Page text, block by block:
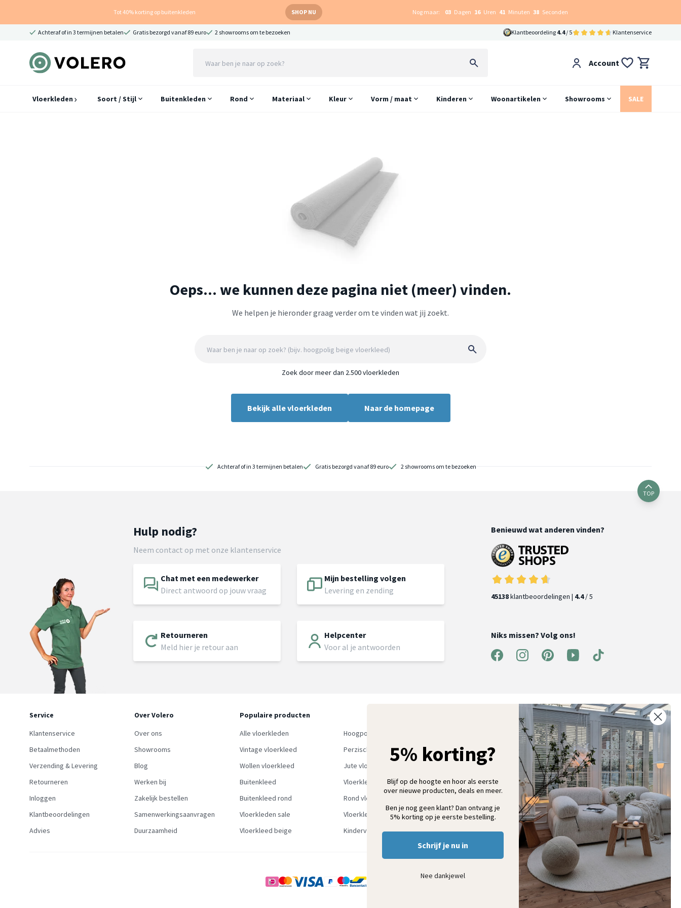
Tot 40% korting op buitenkleden SHOP NU Nog maar: 03 Dagen 16 Uren 41 Minuten 38 Seconden
Achteraf of in 3 termijnen betalen Gratis bezorgd vanaf 89 euro 2 showrooms om te bezoeken Klantbeoordeling 4.4/ 5 Klantenservice
Account
Vloerkleden Soort / Stijl Buitenkleden Rond Materiaal Kleur Vorm / maat Kinderen Woonartikelen Showrooms SALE
Oeps... we kunnen deze pagina niet (meer) vinden.
We helpen je hieronder graag verder om te vinden wat jij zoekt.
Zoek door meer dan 2.500 vloerkleden
Bekijk alle vloerkleden Naar de homepage
Achteraf of in 3 termijnen betalen Gratis bezorgd vanaf 89 euro 2 showrooms om te bezoeken
TOP
Hulp nodig?
Neem contact op met onze klantenservice
Chat met een medewerker
Direct antwoord op jouw vraag
Mijn bestelling volgen
Levering en zending
Retourneren
Meld hier je retour aan
Helpcenter
Voor al je antwoorden
Benieuwd wat anderen vinden?
45138klantbeoordelingen | 4.4/ 5
Niks missen? Volg ons!
Service
Klantenservice
Betaalmethoden
Verzending & Levering
Retourneren
Inloggen
Klantbeoordelingen
Advies
Over Volero
Over ons
Showrooms
Blog
Werken bij
Zakelijk bestellen
Samenwerkingsaanvragen
Duurzaamheid
Populaire producten
Alle vloerkleden
Hoogpolig vloerkleed
Vintage vloerkleed
Perzisch tapijt
Wollen vloerkleed
Jute vloerkleed
Buitenkleed
Vloerkleed groen
Buitenkleed rond
Rond vloerkleed
Vloerkleden sale
Vloerkleden outlet
Vloerkleed beige
Kindervloerkleden
Ontvang 5% korting op je eerste bestelling
Schrijf je in voor onze nieuwsbrief en ontvang als eerste nieuwe
wooninspiratie, collecties en aanbiedingen
Aanmelden
5% korting?
Blijf op de hoogte en hoor als eerste
over nieuwe producten, deals en meer.
Ben je nog geen klant? Dan ontvang je
5% korting op je eerste bestelling.
Schrijf je nu in
Nee dankjewel